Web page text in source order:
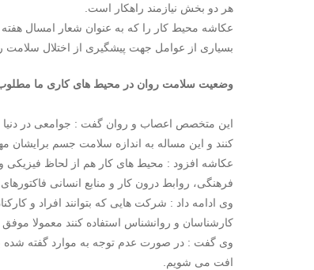
هر دو بخش نیازمند راهکار است.
عکاشه محیط کار را که به عنوان شعار امسال
بسیاری از عوامل جهت پیشگیری از اختلال
وضعیت سلامت روان در محیط های کاری ما
این متخصص اعصاب و روان گفت : جوامعی در دنیا
کنند و این مساله به اندازه سلامت جسم برایشان
عکاشه افزود : محیط های کار هم از لحاظ فیزیکی و
فرهنگی، روابط درون کار و منابع انسانی
وی ادامه داد : شرکت هایی که بتوانند افراد و
کارشناسان و روانشناس استفاده کنند معمولا موفق
وی گفت : در صورت عدم توجه به موارد گفته
افت می شویم.